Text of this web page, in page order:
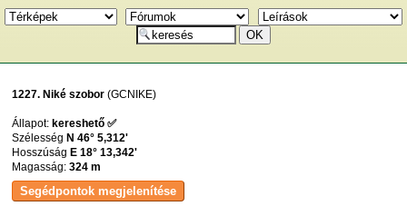
1227. Niké szobor (GCNIKE)
Állapot: kereshető ✅
Szélesség N 46° 5,312'
Hosszúság E 18° 13,342'
Magasság:324 m